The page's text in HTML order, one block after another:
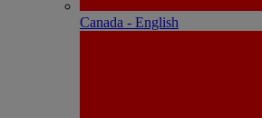
Canada - English